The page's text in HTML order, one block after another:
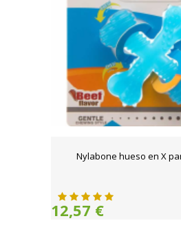
Nylabone hueso en X
12,57 €